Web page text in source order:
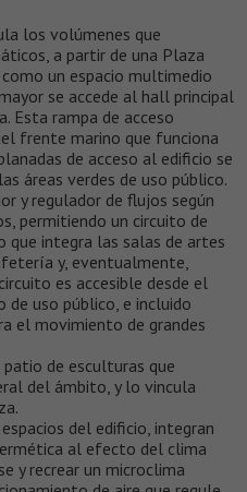
los volúmenes que
a partir de una Plaza
un espacio multimedio
se accede al hall principal
Esta rampa de acceso
frente marino que funciona
de acceso al edificio se
áreas verdes de uso público.
y regulador de flujos según
permitiendo un circuito de
que integra las salas de artes
y, eventualmente,
es accesible desde el
de uso público, e incluido
el movimiento de grandes
de esculturas que
del ámbito, y lo vincula
del edificio, integran
al efecto del clima
y recrear un microclima